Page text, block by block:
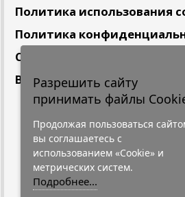
Политика использования
Политика
Сотрудничество
Вакансии
Подпишитесь
Нажимая на кнопку, я даю
персональных данных. С
Конфидециальности"
Разрешить сайту
принимать файлы
Продолжая пользоваться
вы соглашаетесь с
использованием «Cookie» и
метрических систем.
Подробнее...